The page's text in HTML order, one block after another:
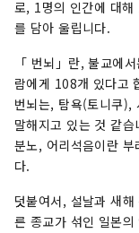
로, 1명의 인간에 대
를 담아 울립니다.
「 번뇌」란, 불교에
람에게 108개 있다고
번뇌는, 탐욕(토니쿠),
말해지고 있는 것 같
분노, 어리석음이란
다.
덧붙여서, 설날과 새
른 종교가 섞인 일본